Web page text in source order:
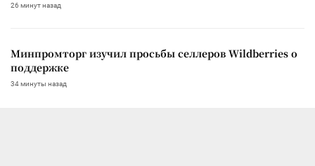
26 минут назад
Минпромторг изучил просьбы селлеров Wildberries о
поддержке
34 минуты назад